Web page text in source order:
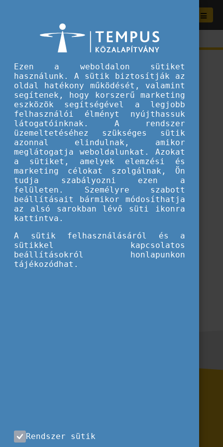
ERROR 404
A keresett tartalom sajnos nem található.
Ezen a weboldalon sütiket
használunk. A sütik biztosítják az
oldal hatékony működését, valamint
segítenek, hogy korszerű marketing
eszközök segítségével a legjobb
felhasználói élményt nyújthassuk
látogatóinknak. A rendszer
üzemeltetéséhez szükséges sütik
azonnal elindulnak, amikor
meglátogatja weboldalunkat. Azokat
a sütiket, amelyek elemzési és
marketing célokat szolgálnak, Ön
tudja szabályozni ezen a
felületen. Személyre szabott
beállításait bármikor módosíthatja
az alsó sarokban lévő süti ikonra
kattintva.
A sütik felhasználásáról és a
sütikkel kapcsolatos
beállításokról honlapunkon
tájékozódhat.
Rendszer sütik